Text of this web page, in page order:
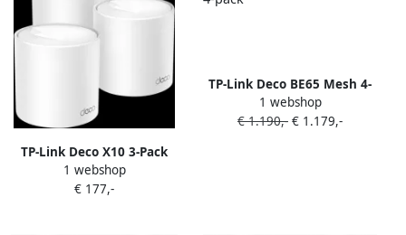
TP-Link Deco X10 3-Pack
1 webshop
€ 177,-
TP-Link Deco BE65 Mesh 4-
pack
1 webshop
€ 1.190,- € 1.179,-